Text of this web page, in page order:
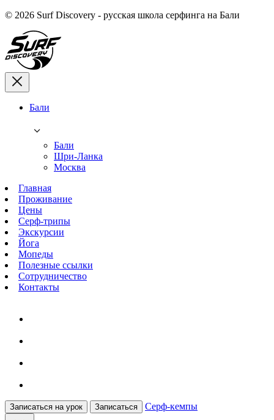
© 2026 Surf Discovery - русская школа серфинга на Бали
Бали
Бали
Шри-Ланка
Москва
Главная
Проживание
Цены
Серф-трипы
Экскурсии
Йога
Мопеды
Полезные ссылки
Сотрудничество
Контакты
Записаться на урок Записаться Серф-кемпы